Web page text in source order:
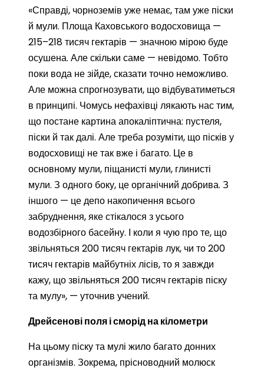
«Справді, чорноземів уже немає, там уже піски
й мули. Площа Каховського водосховища —
215–218 тисяч гектарів — значною мірою буде
осушена. Але скільки саме — невідомо. Тобто
поки вода не зійде, сказати точно неможливо.
Але можна спрогнозувати, що відбуватиметься
в принципі. Чомусь нефахівці лякають нас тим,
що постане картина апокаліптична: пустеля,
піски й так далі. Але треба розуміти, що пісків у
водосховищі не так вже і багато. Це в
основному мули, піщанисті мули, глинисті
мули. З одного боку, це органічний добрива. З
іншого — це депо накопичення всього
забруднення, яке стікалося з усього
водозбірного басейну. І коли я чую про те, що
звільняться 200 тисяч гектарів лук, чи то 200
тисяч гектарів майбутніх лісів, то я завжди
кажу, що звільняться 200 тисяч гектарів піску
та мулу», — уточнив учений.
Дрейсенові поля і сморід на кілометри
На цьому піску та мулі жило багато донних
організмів. Зокрема, прісноводний молюск